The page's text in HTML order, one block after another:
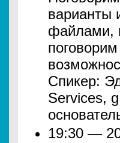
варианты
файлами,
Спикер:
Services,
19:30 —